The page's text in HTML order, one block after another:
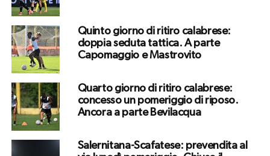
Quinto giorno di ritiro calabrese:
doppia seduta tattica. A parte
Capomaggio e Mastrovito
Quarto giorno di ritiro calabrese:
concesso un pomeriggio di riposo.
Ancora a parte Bevilacqua
Salernitana-Scafatese: prevendita al